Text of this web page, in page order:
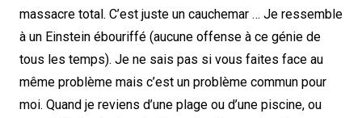
massacre total. C’est juste un cauchemar … Je ressemble
à un Einstein ébouriffé (aucune offense à ce génie de
tous les temps). Je ne sais pas si vous faites face au
même problème mais c’est un problème commun pour
moi. Quand je reviens d’une plage ou d’une piscine, ou